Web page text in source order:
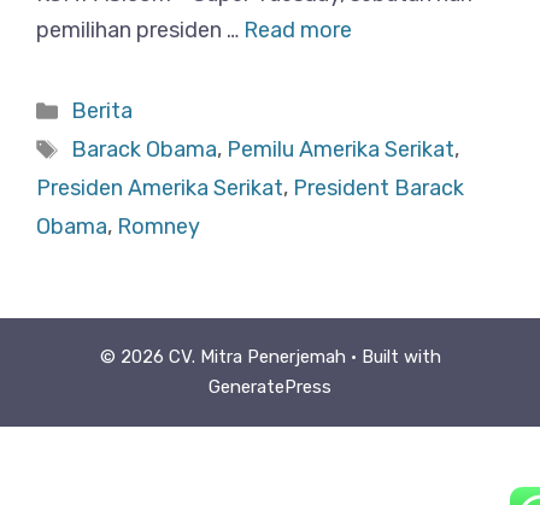
pemilihan presiden … Read more
Categories
Berita
Tags
Barack Obama, Pemilu Amerika Serikat,
Presiden Amerika Serikat, President Barack
Obama, Romney
© 2026 CV. Mitra Penerjemah • Built with
GeneratePress